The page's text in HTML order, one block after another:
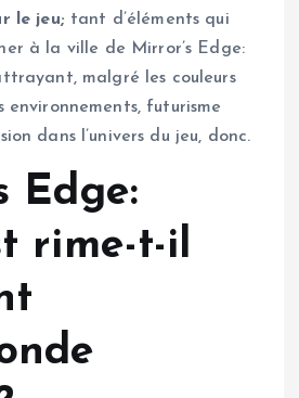
le jeu; tant d’éléments qui
à la ville de Mirror’s Edge:
malgré les couleurs
futurisme
dans l’univers du jeu, donc.
Edge:
rime-t-il